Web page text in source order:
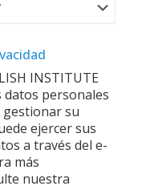
INSTITUTE
datos personales
gestionar su
ejercer sus
a través del e-
más
nuestra